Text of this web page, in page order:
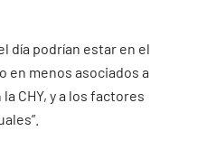
día podrían estar en el
en menos asociados a
CHY, y a los factores